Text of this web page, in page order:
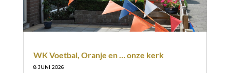
WK Voetbal, Oranje en … onze kerk
8 JUNI 2026